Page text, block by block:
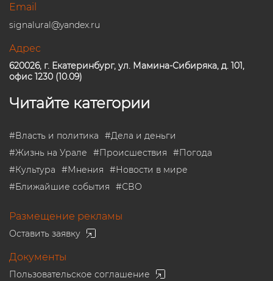
Email
signalural@yandex.ru
Адрес
620026, г. Екатеринбург, ул. Мамина-Сибиряка, д. 101,
офис 1230 (10.09)
Читайте категории
#Власть и политика #Дела и деньги
#Жизнь на Урале #Происшествия #Погода
#Культура #Мнения #Новости в мире
#Ближайшие события #СВО
Размещение рекламы
Оставить заявку
Документы
Пользовательское соглашение